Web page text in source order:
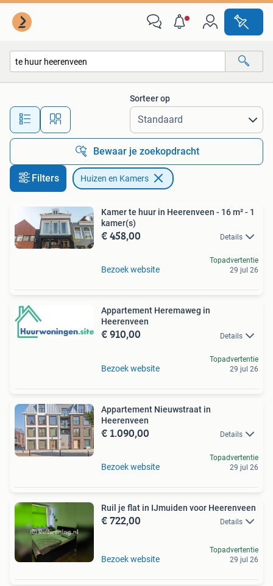
Alle afstanden…
Sorteer op
Bewaar je zoekopdracht
Filters Huizen en Kamers
Kamer te huur in Heerenveen - 16 m² - 1
kamer(s)
€ 458,00 Details
Bezoek website
Topadvertentie
29 jul 26
Appartement Heremaweg in
Heerenveen
€ 910,00 Details
Bezoek website
Topadvertentie
29 jul 26
Appartement Nieuwstraat in
Heerenveen
€ 1.090,00 Details
Bezoek website
Topadvertentie
29 jul 26
Ruil je flat in IJmuiden voor Heerenveen
€ 722,00 Details
Bezoek website
Topadvertentie
29 jul 26